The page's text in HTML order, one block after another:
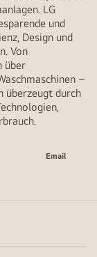
LG
und
Design und
Von
über
–
überzeugt durch
Email